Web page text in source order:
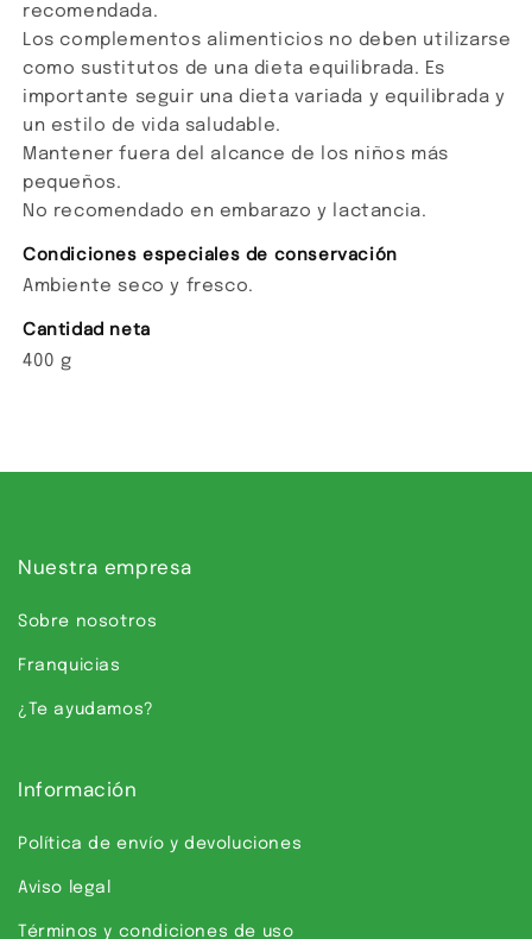
recomendada.
Los complementos alimenticios no deben utilizarse
como sustitutos de una dieta equilibrada. Es
importante seguir una dieta variada y equilibrada y
un estilo de vida saludable.
Mantener fuera del alcance de los niños más
pequeños.
No recomendado en embarazo y lactancia.
Condiciones especiales de conservación
Ambiente seco y fresco.
Cantidad neta
400 g
Nuestra empresa
Sobre nosotros
Franquicias
¿Te ayudamos?
Información
Política de envío y devoluciones
Aviso legal
Términos y condiciones de uso